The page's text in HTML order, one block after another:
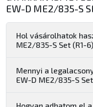
EW-D ME2/835-S
Hol vásárolhatok
ME2/835-S Set (R1-
Mennyi a
EW-D ME2/835-S